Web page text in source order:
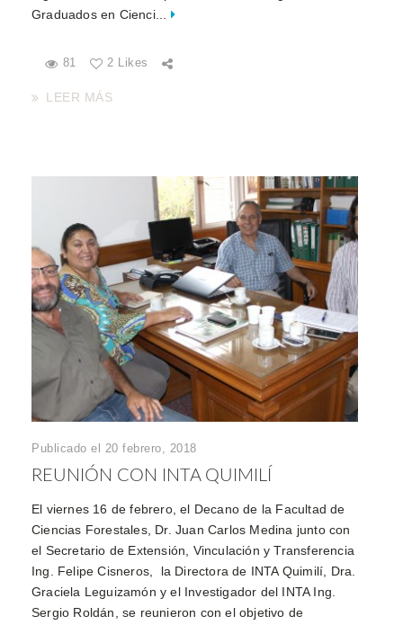
Graduados en Cienci...
81 2 Likes
LEER MÁS
Publicado el 20 febrero, 2018
REUNIÓN CON INTA QUIMILÍ
El viernes 16 de febrero, el Decano de la Facultad de
Ciencias Forestales, Dr. Juan Carlos Medina junto con
el Secretario de Extensión, Vinculación y Transferencia
Ing. Felipe Cisneros, la Directora de INTA Quimilí, Dra.
Graciela Leguizamón y el Investigador del INTA Ing.
Sergio Roldán, se reunieron con el objetivo de